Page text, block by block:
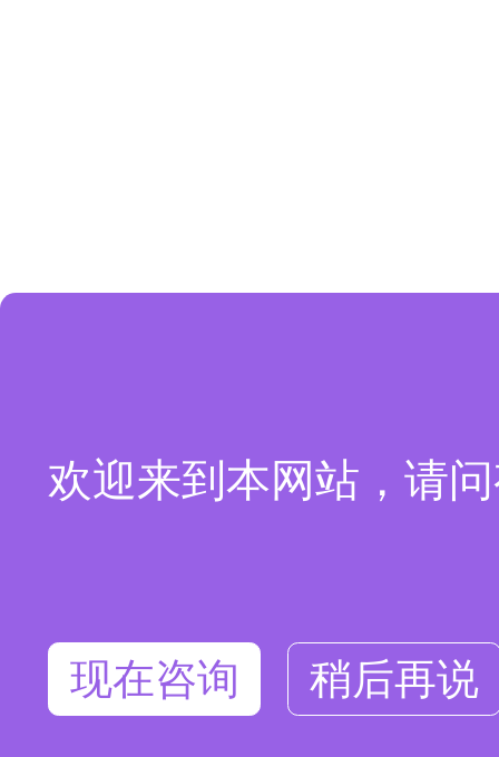
欢迎来到本网站，请
现在咨询 稍后再说